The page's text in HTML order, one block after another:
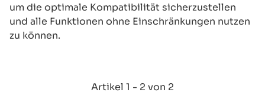
um die optimale Kompatibilität sicherzustellen
und alle Funktionen ohne Einschränkungen nutzen
zu können.
Artikel 1 - 2 von 2